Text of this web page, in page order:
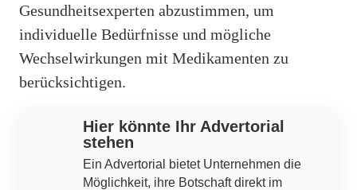
Gesundheitsexperten abzustimmen, um
individuelle Bedürfnisse und mögliche
Wechselwirkungen mit Medikamenten zu
berücksichtigen.
Hier könnte Ihr Advertorial
stehen
Ein Advertorial bietet Unternehmen die
Möglichkeit, ihre Botschaft direkt im